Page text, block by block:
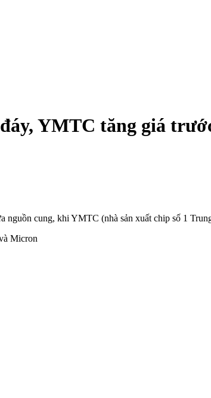
YMTC tăng giá
nguồn cung, khi YMTC (nhà sản xuất chip số 1